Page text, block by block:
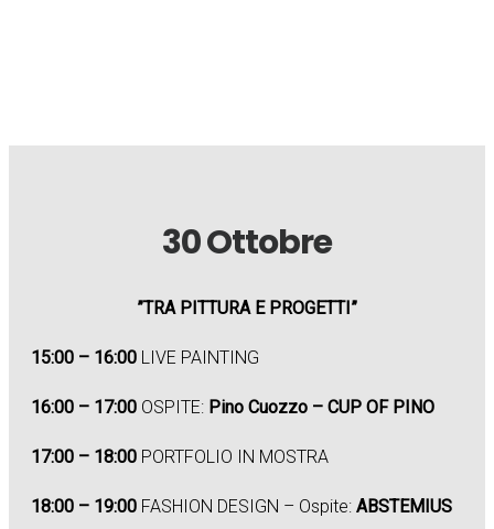
30 Ottobre
”TRA PITTURA E PROGETTI”
15:00 – 16:00 LIVE PAINTING
16:00 – 17:00 OSPITE: Pino Cuozzo – CUP OF PINO
17:00 – 18:00 PORTFOLIO IN MOSTRA
18:00 – 19:00 FASHION DESIGN – Ospite: ABSTEMIUS